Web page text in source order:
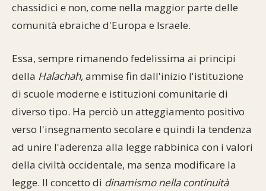
chassidici e non, come nella maggior parte delle
comunità ebraiche d'Europa e Israele.
Essa, sempre rimanendo fedelissima ai principi
della Halachah, ammise fin dall'inizio l'istituzione
di scuole moderne e istituzioni comunitarie di
diverso tipo. Ha perciò un atteggiamento positivo
verso l'insegnamento secolare e quindi la tendenza
ad unire l'aderenza alla legge rabbinica con i valori
della civiltà occidentale, ma senza modificare la
legge. Il concetto di dinamismo nella continuità